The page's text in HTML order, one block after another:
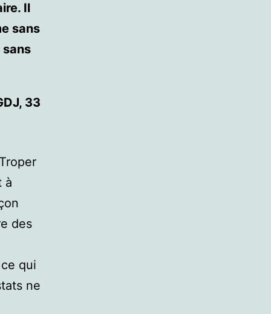
Il
sans
sans
33
à
des
qui
ne